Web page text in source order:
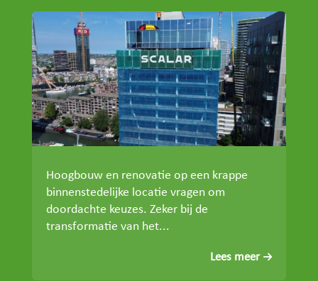
Hoogbouw en renovatie op een krappe
binnenstedelijke locatie vragen om
doordachte keuzes. Zeker bij de
transformatie van het...
Lees meer